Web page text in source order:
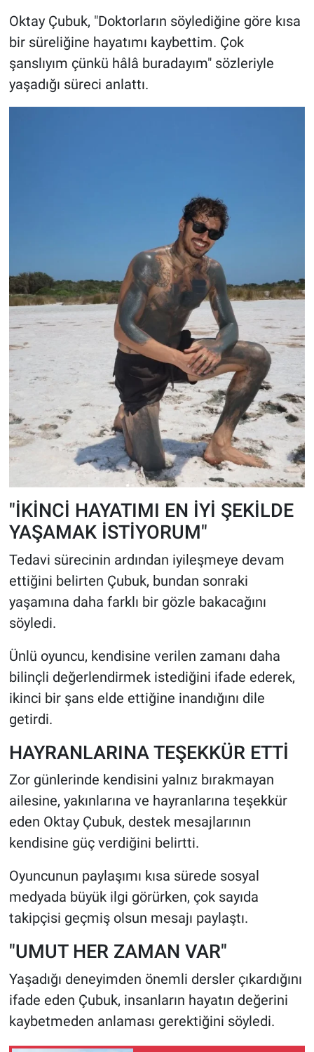
Oktay Çubuk, "Doktorların söylediğine göre kısa
bir süreliğine hayatımı kaybettim. Çok
şanslıyım çünkü hâlâ buradayım" sözleriyle
yaşadığı süreci anlattı.
"İKİNCİ HAYATIMI EN İYİ ŞEKİLDE
YAŞAMAK İSTİYORUM"
Tedavi sürecinin ardından iyileşmeye devam
ettiğini belirten Çubuk, bundan sonraki
yaşamına daha farklı bir gözle bakacağını
söyledi.
Ünlü oyuncu, kendisine verilen zamanı daha
bilinçli değerlendirmek istediğini ifade ederek,
ikinci bir şans elde ettiğine inandığını dile
getirdi.
HAYRANLARINA TEŞEKKÜR ETTİ
Zor günlerinde kendisini yalnız bırakmayan
ailesine, yakınlarına ve hayranlarına teşekkür
eden Oktay Çubuk, destek mesajlarının
kendisine güç verdiğini belirtti.
Oyuncunun paylaşımı kısa sürede sosyal
medyada büyük ilgi görürken, çok sayıda
takipçisi geçmiş olsun mesajı paylaştı.
"UMUT HER ZAMAN VAR"
Yaşadığı deneyimden önemli dersler çıkardığını
ifade eden Çubuk, insanların hayatın değerini
kaybetmeden anlaması gerektiğini söyledi.